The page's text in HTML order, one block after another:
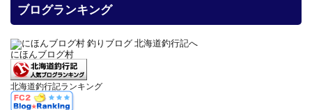
ブログランキング
にほんブログ村
北海道釣行記ランキング